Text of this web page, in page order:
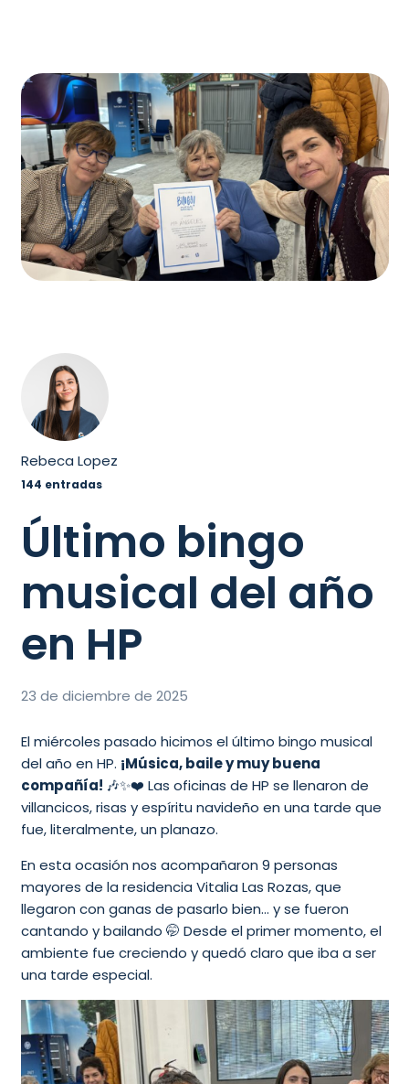
Rebeca Lopez
144 entradas
Último bingo
musical del año
en HP
23 de diciembre de 2025
El miércoles pasado hicimos el último bingo musical
del año en HP. ¡Música, baile y muy buena
compañía! 🎶✨❤️ Las oficinas de HP se llenaron de
villancicos, risas y espíritu navideño en una tarde que
fue, literalmente, un planazo.
En esta ocasión nos acompañaron 9 personas
mayores de la residencia Vitalia Las Rozas, que
llegaron con ganas de pasarlo bien… y se fueron
cantando y bailando 🤭 Desde el primer momento, el
ambiente fue creciendo y quedó claro que iba a ser
una tarde especial.